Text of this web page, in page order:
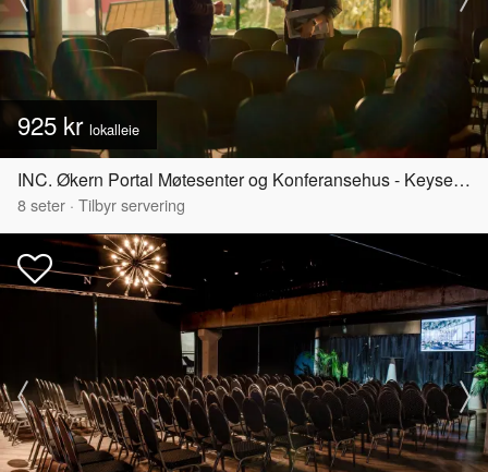
925 kr lokalleie
INC. Økern Portal Møtesenter og Konferansehus - Keyserløkka
8seter · Tilbyr servering